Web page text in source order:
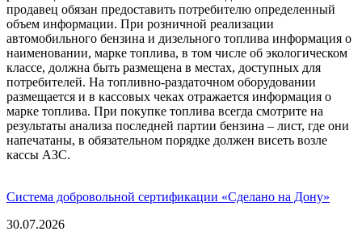
продавец обязан предоставить потребителю определенный
объем информации. При розничной реализации
автомобильного бензина и дизельного топлива информация о
наименовании, марке топлива, в том числе об экологическом
классе, должна быть размещена в местах, доступных для
потребителей. На топливно-раздаточном оборудовании
размещается и в кассовых чеках отражается информация о
марке топлива. При покупке топлива всегда смотрите на
результаты анализа последней партии бензина – лист, где они
напечатаны, в обязательном порядке должен висеть возле
кассы АЗС.
Система добровольной сертификации «Сделано на Дону»
30.07.2026